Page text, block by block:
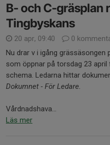
B- och C-gräsplan
Tingbyskans
20 apr, 09:40
0
Nu drar v i igång grässäsongen
som öppnar på torsdag 23
schema. Ledarna hittar
Dokumnet - För Ledare.
Vårdnadshava...
Läs mer